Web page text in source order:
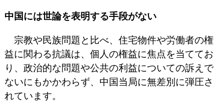
中国には世論を表明する手段がない
宗教や民族問題と比べ、住宅物件や労働者の権
益に関わる抗議は、個人の権益に焦点を当ててお
り、政治的な問題や公共の利益についての訴えで
ないにもかかわらず、中国当局に無差別に弾圧さ
れています。